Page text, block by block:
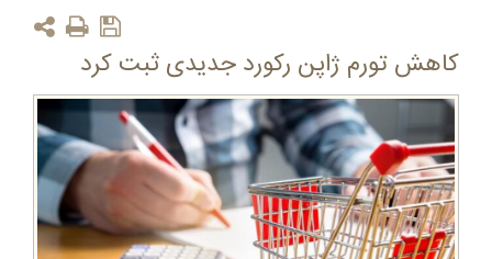
کاهش تورم ژاپن رکورد جدیدی ثبت کرد